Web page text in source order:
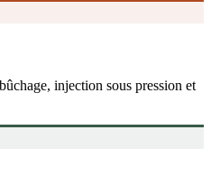
injection sous pression et